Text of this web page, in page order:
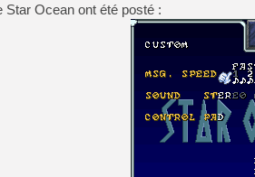
Star Ocean ont été posté :